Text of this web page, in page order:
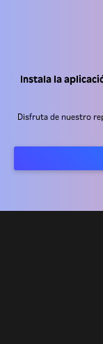
Instala la
Disfruta de nuestro
Centro de ayuda
Centro de prensa
Términos de Uso